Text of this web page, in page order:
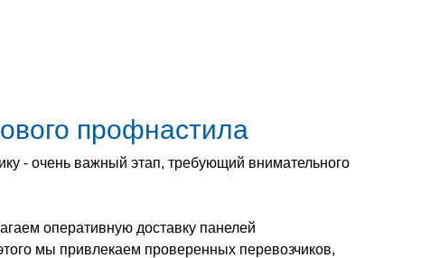
профнастила
- очень важный этап, требующий внимательного
оперативную доставку панелей
мы привлекаем проверенных перевозчиков,